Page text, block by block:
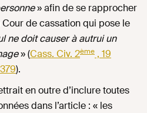
» afin de se rapprocher
de cassation qui pose le
ne doit causer à autrui un
» (Cass. Civ. 2ème , 19
).
en outre d’inclure toutes
dans l’article : « les